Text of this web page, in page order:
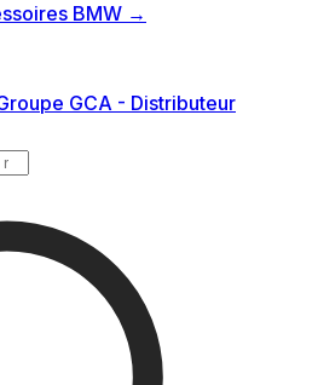
BMW →
GCA - Distributeur